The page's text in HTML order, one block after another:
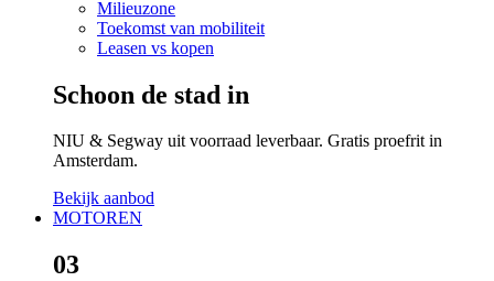
Milieuzone
Toekomst van mobiliteit
Leasen vs kopen
Schoon de stad in
NIU & Segway uit voorraad leverbaar. Gratis proefrit in
Amsterdam.
Bekijk aanbod
MOTOREN
03